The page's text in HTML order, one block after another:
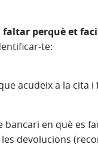
perquè et
te:
acudeix a la cita i
bancari en què es
devolucions